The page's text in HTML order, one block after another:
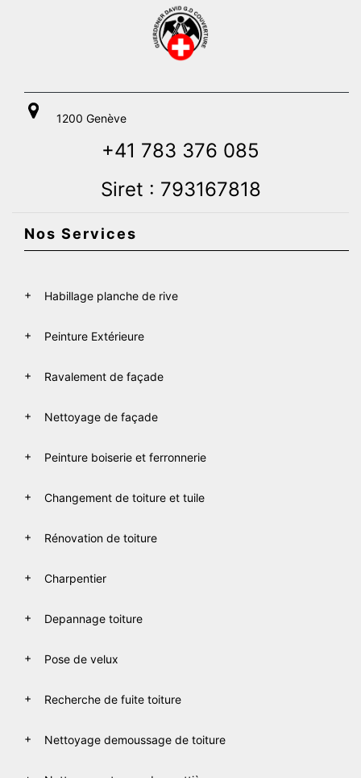
1200 Genève
+41 783 376 085
Siret : 793167818
Nos Services
Habillage planche de rive
Peinture Extérieure
Ravalement de façade
Nettoyage de façade
Peinture boiserie et ferronnerie
Changement de toiture et tuile
Rénovation de toiture
Charpentier
Depannage toiture
Pose de velux
Recherche de fuite toiture
Nettoyage demoussage de toiture